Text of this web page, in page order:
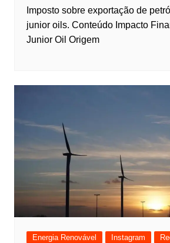
Imposto sobre exportação de
junior oils. Conteúdo Impacto
Junior Oil Origem
Energia Renovável Instagram